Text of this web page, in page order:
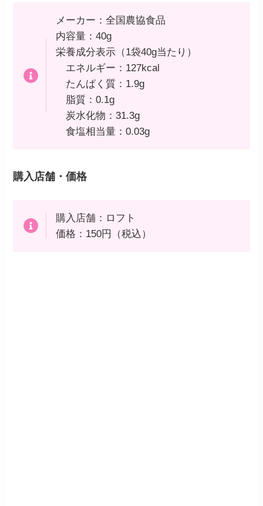
メーカー：全国農協食品
内容量：40g
栄養成分表示（1袋40g当たり）
エネルギー：127kcal
たんぱく質：1.9g
脂質：0.1g
炭水化物：31.3g
食塩相当量：0.03g
購入店舗・価格
購入店舗：ロフト
価格：150円（税込）